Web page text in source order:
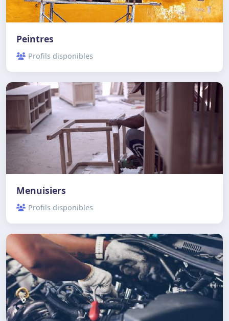
Peintres
Profils disponibles
Menuisiers
Profils disponibles